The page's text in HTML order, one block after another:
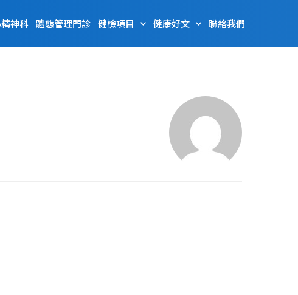
神科 體態管理門診 健檢項目 健康好文 聯絡我們